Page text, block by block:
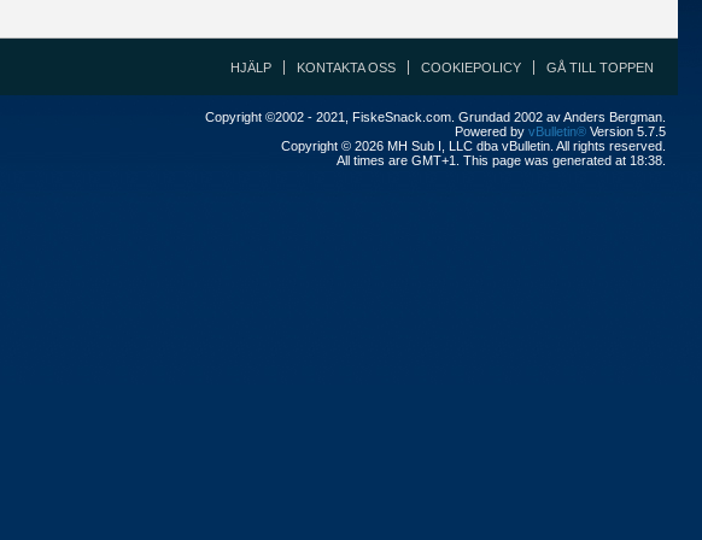
HJÄLP KONTAKTA OSS COOKIEPOLICY GÅ TILL TOPPEN
Copyright ©2002 - 2021, FiskeSnack.com. Grundad 2002 av Anders Bergman.
Powered by vBulletin® Version 5.7.5
Copyright © 2026 MH Sub I, LLC dba vBulletin. All rights reserved.
All times are GMT+1. This page was generated at 18:38.